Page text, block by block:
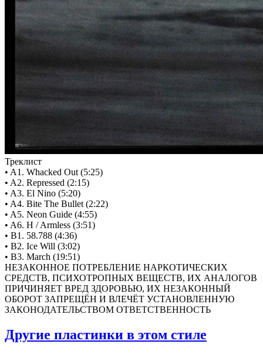
Треклист
• A1. Whacked Out (5:25)
• A2. Repressed (2:15)
• A3. El Nino (5:20)
• A4. Bite The Bullet (2:22)
• A5. Neon Guide (4:55)
• A6. H / Armless (3:51)
• B1. 58.788 (4:36)
• B2. Ice Will (3:02)
• B3. March (19:51)
НЕЗАКОННОЕ ПОТРЕБЛЕНИЕ НАРКОТИЧЕСКИХ
СРЕДСТВ, ПСИХОТРОПНЫХ ВЕЩЕСТВ, ИХ АНАЛОГОВ
ПРИЧИНЯЕТ ВРЕД ЗДОРОВЬЮ, ИХ НЕЗАКОННЫЙ
ОБОРОТ ЗАПРЕЩЁН И ВЛЕЧЁТ УСТАНОВЛЕННУЮ
ЗАКОНОДАТЕЛЬСТВОМ ОТВЕТСТВЕННОСТЬ
Другие пластинки в этом стиле